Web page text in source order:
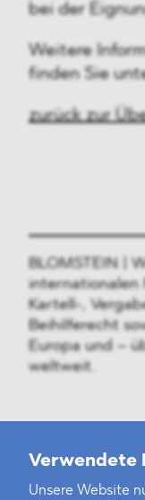
Verwendete
Unsere Website
bei der
Weitere
finden Sie
zurück zur
BLOMSTEIN |
internationalen
Kartell-,
Beihilferecht
Europa und –
weltweit.
Weitere